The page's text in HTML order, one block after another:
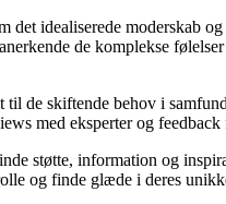
idealiserede moderskab
de komplekse
de skiftende behov i
med eksperter og
støtte, information og
og finde glæde i deres